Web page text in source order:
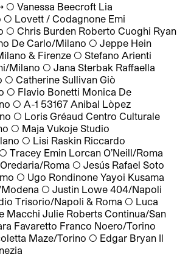
→ ◯Vanessa Beecroft Lia
◯ Lovett / Codagnone Emi
◯Chris Burden Roberto Cuoghi Ryan
De Carlo/Milano ◯Jeppe Hein
& Firenze ◯Stefano Arienti
Milano ◯Jana Sterbak Raffaella
◯Catherine Sullivan Giò
◯ Flavio Bonetti Monica De
◯A-1 53167 Anibal Lòpez
◯ Loris Gréaud Centro Culturale
◯ Maja Vukoje Studio
◯ Lisi Raskin Riccardo
◯Tracey Emin Lorcan O’Neill/Roma
Roma ◯Jesús Rafael Soto
◯ Ugo Rondinone Yayoi Kusama
◯Justin Lowe 404/Napoli
Trisorio/Napoli & Roma ◯ Luca
Macchi Julie Roberts Continua/San
Favaretto Franco Noero/Torino
Maze/Torino ◯ Edgar Bryan Il